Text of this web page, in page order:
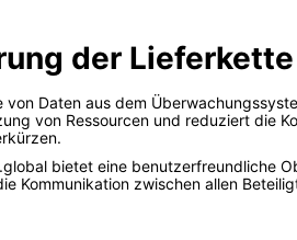
der Lieferkette
von Daten aus dem
von Ressourcen und reduziert die
bietet eine benutzerfreundliche
Kommunikation zwischen allen